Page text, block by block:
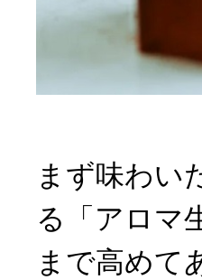
まず味わい
る「アロマ
まで高めて